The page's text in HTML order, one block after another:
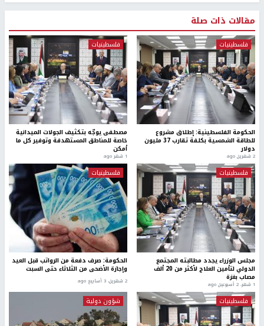
مقالات ذات صلة
فلسطينيات
الحكومة الفلسطينية: إطلاق مشروع
للطاقة الشمسية بكلفة تقارب 37 مليون
دولار
2 شهرين ago
فلسطينيات
مصطفى يوجّه بتكثيف الجولات الميدانية
خاصة للمناطق المستهدفة وتوفير كل ما
أمكن
1 شهر ago
فلسطينيات
مجلس الوزراء يجدد مطالبته المجتمع
الدولي لتأمين العلاج لأكثر من 20 ألف
مصاب بغزة
1 شهر، 2 أسبوعين ago
فلسطينيات
الحكومة: صرف دفعة من الرواتب قبل العيد
وإجازة الأضحى من الثلاثاء حتى السبت
2 شهرين، 3 أسابيع ago
فلسطينيات شؤون دولية